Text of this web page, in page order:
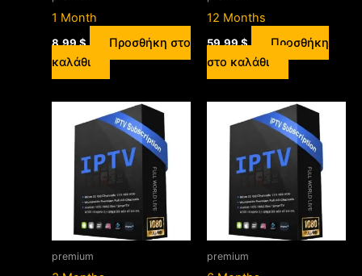
1 Month
8,99$
Προσθήκη στο
καλάθι
12 Months
59,99$
Προσθήκη
στο καλάθι
premium premium